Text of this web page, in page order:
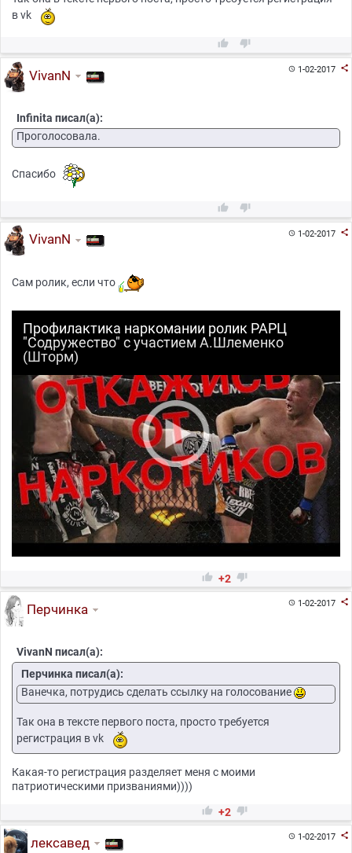
в vk
 
1-02-2017 
VivanN
Infinita писал(а):
Проголосовала.
Спасибо
 
1-02-2017 
VivanN
Сам ролик, если что
Профилактика наркомании ролик РАРЦ
"Содружество" с участием А.Шлеменко
(Шторм)
 +2 
1-02-2017 
Перчинка
VivanN писал(а):
Перчинка писал(а):
Ванечка, потрудись сделать ссылку на голосование
Так она в тексте первого поста, просто требуется
регистрация в vk
Какая-то регистрация разделяет меня с моими
патриотическими призваниями))))
 +2 
1-02-2017 
лексавед